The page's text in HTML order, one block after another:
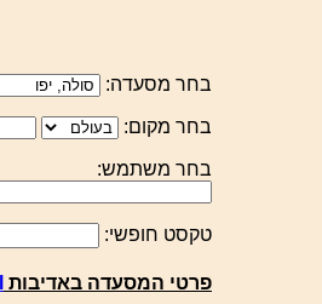
בחר מסעדה:
בחר מקום:
בחר משתמש:
טקסט חופשי:
פרטי המסעדה באדיבות